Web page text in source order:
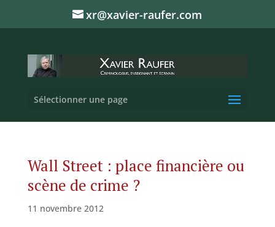
xr@xavier-raufer.com
Sélectionner une page
Wall Street : place financière ou
scène de crime ?
11 novembre 2012